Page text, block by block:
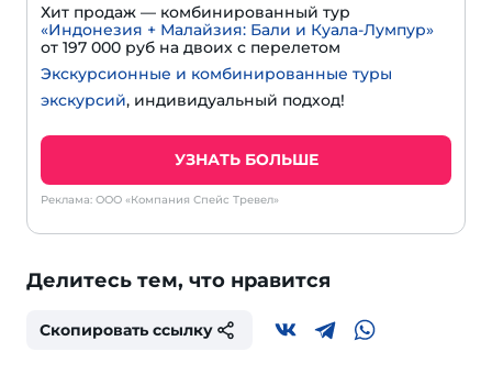
Хит продаж — комбинированный тур
«Индонезия + Малайзия: Бали и Куала-Лумпур»
от 197 000 руб на двоих с перелетом
Экскурсионные и комбинированные туры
экскурсий, индивидуальный подход!
УЗНАТЬ БОЛЬШЕ
Реклама: ООО «Компания Спейс Тревел»
Делитесь тем, что нравится
Скопировать ссылку